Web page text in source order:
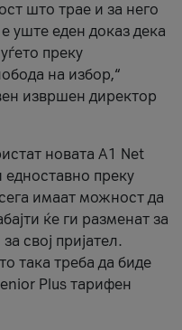
што трае и за него
уште еден доказ дека
преку
на избор,“
извршен директор
новата А1 Net
преку
имаат можност да
ќе ги разменат за
свој пријател.
така треба да биде
Plus тарифен